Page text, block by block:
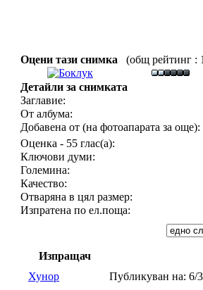
Оцени тази снимка
(общ рейтинг :
Детайли за снимката
Заглавие:
От албума:
Добавена от (на фотоапарата за още):
Оценка - 55 глас(а):
Ключови думи:
Големина:
Качество:
Отваряна в цял размер:
Изпратена по ел.поща:
Изпращач
Хунор
Публикуван на: 6/